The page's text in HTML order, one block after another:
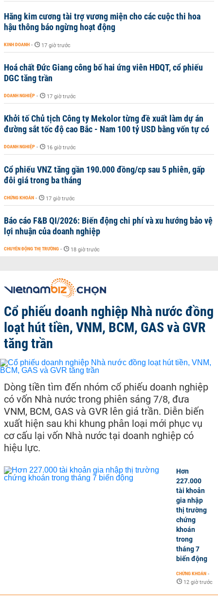
Hãng kim cương tài trợ vương miện cho các cuộc thi hoa
hậu thông báo ngừng hoạt động
KINH DOANH - 17 giờ trước
Hoá chất Đức Giang công bố hai ứng viên HĐQT, cổ phiếu
DGC tăng trần
DOANH NGHIỆP - 17 giờ trước
Khởi tố Chủ tịch Công ty Mekolor từng đề xuất làm dự án
đường sắt tốc độ cao Bắc - Nam 100 tỷ USD bằng vốn tự có
DOANH NGHIỆP - 16 giờ trước
Cổ phiếu VNZ tăng gần 190.000 đồng/cp sau 5 phiên, gấp
đôi giá trong ba tháng
CHỨNG KHOÁN - 17 giờ trước
Báo cáo F&B QI/2026: Biến động chi phí và xu hướng bảo vệ
lợi nhuận của doanh nghiệp
CHUYỂN ĐỘNG THỊ TRƯỜNG - 18 giờ trước
Cổ phiếu doanh nghiệp Nhà nước đồng
loạt hút tiền, VNM, BCM, GAS và GVR
tăng trần
Dòng tiền tìm đến nhóm cổ phiếu doanh nghiệp
có vốn Nhà nước trong phiên sáng 7/8, đưa
VNM, BCM, GAS và GVR lên giá trần. Diễn biến
xuất hiện sau khi khung phân loại mới phục vụ
cơ cấu lại vốn Nhà nước tại doanh nghiệp có
hiệu lực.
Hơn
227.000
tài khoản
gia nhập
thị trường
chứng
khoán
trong
tháng 7
biến động
CHỨNG KHOÁN -
12 giờ trước